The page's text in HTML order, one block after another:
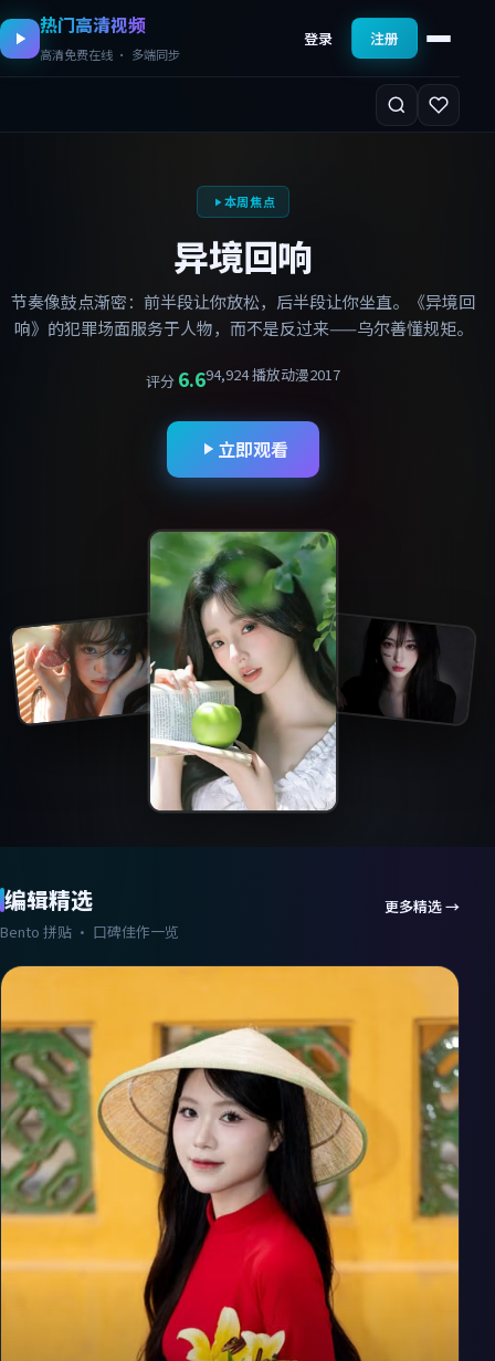
热门高清视频
高清免费在线 · 多端同步
登录 注册
本周焦点
异境回响
节奏像鼓点渐密：前半段让你放松，后半段让你坐直。《异境回
响》的犯罪场面服务于人物，而不是反过来——乌尔善懂规矩。
评分 6.694,924播放动漫2017
立即观看
编辑精选
Bento 拼贴 · 口碑佳作一览
更多精选 →